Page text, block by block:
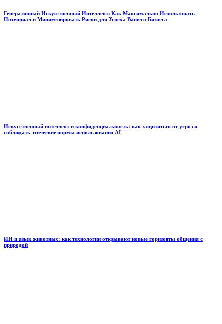
Генеративный Искусственный Интеллект: Как Максимально Использовать
Потенциал и Минимизировать Риски для Успеха Вашего Бизнеса
Искусственный интеллект и конфиденциальность: как защититься от угроз и
соблюдать этические нормы использования AI
ИИ и язык животных: как технологии открывают новые горизонты общения с
природой